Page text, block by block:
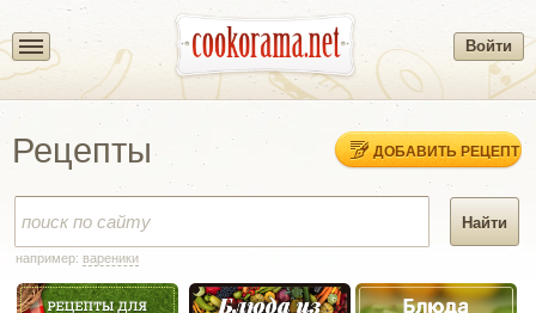
Войти
Рецепты ДОБАВИТЬ РЕЦЕПТ
например: вареники